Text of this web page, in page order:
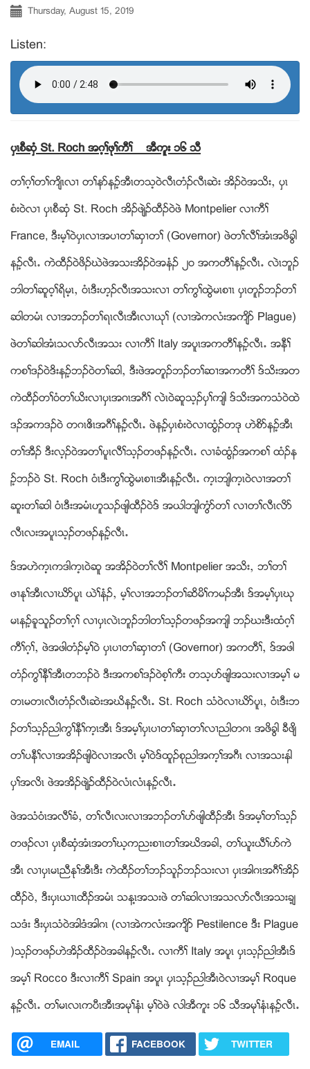
Thursday, August 15, 2019
Listen:
ပွၚစီဆွံ St. Roch အဂ့ႈဖုႈကီႈ အီကူး ၁၆ သီ
တႈဂ့ႈတႈက်ိၚလ႕ တႈနဏနဥ့အီၚတသ့၀ဲလီၚတံဥလီၚဆဲး အိဥ၀ဲအသိးယ ပွၚ
စံး၀ဲလ႕ ပွၚစီဆွံ St. Roch အိဥဖ်ဲဥထီဥ၀ဲဖဲ Montpelier လ႕ကီႈ
France, ဒီးမ့ႈ၀ဲပွၚလ႕အပ႕တႈဆွ႕တႈ (Governor) ဖဲတႈလီႈအံၚအဖိခြါ
နဥ့လီၚ’ ကဲထီဥ၀ဲဖိဥဃဲဖဲအသးအိဥ၀ဲအနံဥ ၂၀ အကတီႈနဥ့လီၚ’ လဲၚဘူဥ
ဘါတႈဆူ၀့ႈရိမ့ၚယ ၀ံၚဒီးဟ့ဥလီၚအသးလ႕ တႈကြႈထြဲမၚစ႕ၚ ပွၚတူဥဘဥတႈ
ဆါတမံၚ လ႕အဘဥတႈရၚလီၚအီၚလ႕ဎုႈ (လ႕အဲကလံးအက်ိဏ Plague)
ဖဲတႈဆါအံၚသလဏလီၚအသး လ႕ကီႈ Italy အပူၚအကတီႈနဥ့လီၚ’ အနီႈ
ကစႈဒဥ၀ဲဒိးနဥ့ဘဥ၀ဲတႈဆါယ ဒီးဖဲအတူဥဘဥတႈဆ႕အကတီႈ ဒ္သိးအတ
ကဲထီဥတႈ၀ံတႈဎိးလ႕ပွၚအဂၚအဂီႈ လဲၚ၀ဲဆူသ့ဥပွႈက်ါ ဒ္သိးအကသံ၀ဲထဲ
ဒဥအကဒဥ၀ဲ တဂၚဧိၚအဂီႈနဥ့လီၚ’ ဖဲနဥ့ပွၚစံး၀ဲလ႕ထြံဥတဒု ဟဲစိဏနဥ့အီၚ
တႈအီဥ ဒီးလ့ဥ၀ဲအတႈပူၚလီႈသ့ဥတဖဥနဥ့လီၚ’ လ႕ခံထြံဥအကစႈ ထံဥန
ဥ့ဘဥ၀ဲ St. Roch ၀ံၚဒီးကြႈထြဲမၚစ႕ၚအီၚနဥ့လီၚ’ က့ၚဘ်ါက့ၚ၀ဲလ႕အတႈ
ဆူးတႈဆါ ၀ံၚဒီးအမံၚဟူသဥဖ်ါထီဥ၀ဲဒ္ အဎါဘ်ါကြံဏတႈ လ႕တႈလီၚလိဏ
လီၚလးအပူၚသ့ဥတဖဥနဥ့လီၚ’
ဒ္အဟဲက့ၚကဒါက့ၚ၀ဲဆူ အအိဥ၀ဲတႈလီႈ Montpelier အသိးယ ဘႈတႈ
ဖ႕ႏုႈအီၚလ႕ဃိဏပူၚ ဎဲႈနံဥယ မ့ႈလ႕အဘဥတႈဆိမိႈကမဥအီၚ ဒ္အမ့ႈပွၚဃု
မၚနဥ့ခူသူဥတႈဂ့ႈ လ႕ပွၚလဲၚဘူဥဘါတႈသ့ဥတဖဥအက်ါ ဘဥဃးဒီးထံဂ့ႈ
ကီႈဂ့ႈယ ဖဲအဖါတံဥမ့ႈ၀ဲ ပွၚပ႕တႈဆွ႕တႈ (Governor) အကတီႈယ ဒ္အဖါ
တံဥကြႈနီႈအီၚတဘဥ၀ဲ ဒီးအကစႈဒဥ၀ဲစ့ႈကီး တသ့ပဏဖ်ါအသးလ႕အမ့ႈ မ
တၚမတၚလီၚတံဥလီၚဆဲးအဃိနဥ့လီၚ’ St. Roch သံ၀ဲလ႕ဃိဏပူၚယ ၀ံၚဒီးဘ
ဥတႈသ့ဥညါကြႈနီႈက့ၚအီၚ ဒ္အမ့ႈပွၚပ႕တႈဆွ႕တႈလ႕ညါတဂၚ အဖိခြါ ခီဖ်ိ
တႈပနီႈလ႕အအိဥဖ်ါ၀ဲလ႕အလိၚ မ့ႈ၀ဲဒ္ထူဥစုညါအက့ႈအဂီၚ လ႕အသးနါ
ပွႈအလိၚ ဖဲအအိဥဖ်ဲဥထီဥ၀ဲလံၚလံၚနဥ့လီၚ’
ဖဲအသံ၀ံၚအလီႈခံယ တႈလီၚလးလ႕အဘဥတႈပဏဖ်ါထီဥအီၚ ဒ္အမ့ႈတႈသ့ဥ
တဖဥလ႕ ပွၚစီဆွံအံၚအတႈဃ့ကညးစ႕ၚတႈအဃိအခါယ တႈဎူးဎီႈပဏကဲ
အီၚ လ႕ပွၚမၚညီႏုႈအီၚဒီး ကဲထီဥတႈဘဥသူဥဘဥသးလ႕ ပွၚအါဂၚအဂီႈအိဥ
ထီဥ၀ဲယ ဒီးပွၚဎ႕ၚထီဥအမံၚ သနၚ့အသးဖဲ တႈဆါလ႕အသလဏလီၚအသးခ့်
သဒံး ဒီးပွၚသံ၀ဲအါဒံအါဂၚ (လ႕အဲကလံးအက်ိဏ Pestilence ဒီး Plague
)သ့ဥတဖဥဟဲအိဥထီဥ၀ဲအခါနဥ့လီၚ’ လ႕ကီႈ Italy အပူၚ ပွၚသ့ဥညါအီၚဒ္
အမ့ႈ Rocco ဒီးလ႕ကီႈ Spain အပူၚ ပွၚသ့ဥညါအီၚ၀ဲလ႕အမ့ႈ Roque
နဥ့လီၚ’ တႈမၚလၚကပီၚအီၚအမုႈနံၚ မ့ႈ၀ဲဖဲ လါအီကူး ၁၆ သီအမုႈနံၚနဥ့လီၚ’
EMAIL FACEBOOK TWITTER